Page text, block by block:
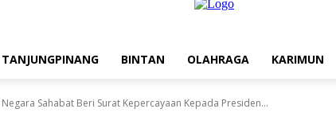
TANJUNGPINANG BINTAN OLAHRAGA KARIMUN
Sahabat Beri Surat Kepercayaan Kepada Presiden...